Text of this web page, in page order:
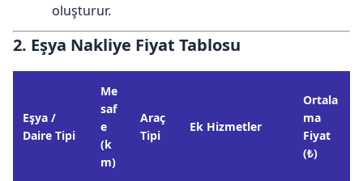
oluşturur.
2. Eşya Nakliye Fiyat Tablosu
Eşya /
Daire Tipi
Me
saf
e
(k
m)
Araç
Tipi
Ek Hizmetler
Ortala
ma
Fiyat
(₺)